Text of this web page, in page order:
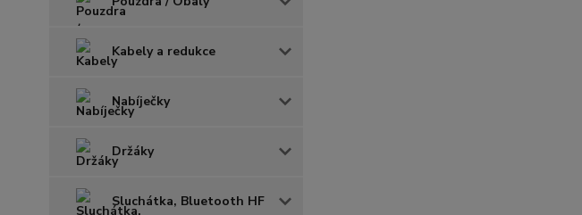
Kabely a redukce
Nabíječky
Držáky
Sluchátka, Bluetooth HF